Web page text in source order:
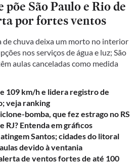
põe São Paulo e Rio de
por fortes ventos
de chuva deixa um morto no interior
nos serviços de água e luz; São
aulas canceladas como medida
109 km/h e lidera registro de
veja ranking
bomba, que fez estrago no RS
RJ? Entenda em gráficos
Santos; cidades do litoral
devido à ventania
de ventos fortes de até 100